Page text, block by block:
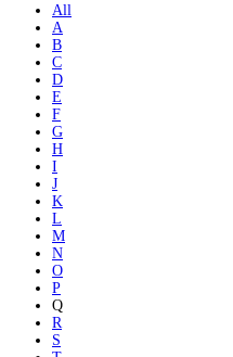
All
A
B
C
D
E
F
G
H
I
J
K
L
M
N
O
P
Q
R
S